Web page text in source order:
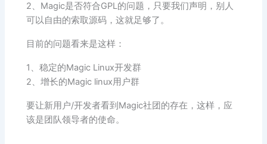
2、Magic是否符合GPL的问题，只要我们声明，别人
可以自由的索取源码，这就足够了。
目前的问题看来是这样：
1、稳定的Magic Linux开发群
2、增长的Magic linux用户群
要让新用户/开发者看到Magic社团的存在，这样，应
该是团队领导者的使命。